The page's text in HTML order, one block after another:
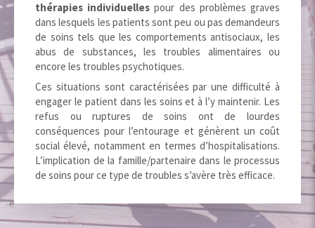
thérapies individuelles pour des problèmes graves
dans lesquels les patients sont peu ou pas demandeurs
de soins tels que les comportements antisociaux, les
abus de substances, les troubles alimentaires ou
encore les troubles psychotiques.
Ces situations sont caractérisées par une difficulté à
engager le patient dans les soins et à l’y maintenir. Les
refus ou ruptures de soins ont de lourdes
conséquences pour l’entourage et génèrent un coût
social élevé, notamment en termes d’hospitalisations.
L’implication de la famille/partenaire dans le processus
de soins pour ce type de troubles s’avère très efficace.